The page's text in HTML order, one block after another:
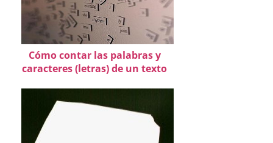
Cómo contar las palabras y
caracteres (letras) de un texto